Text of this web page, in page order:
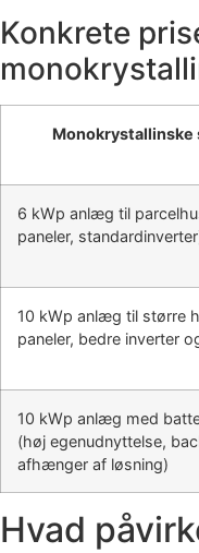
Konkrete
Monokrystallinske
6 kWp anlæg til
paneler,
10 kWp anlæg til større
paneler, bedre inverter
10 kWp anlæg med
(høj egenudnyttelse,
afhænger af løsning)
Hvad